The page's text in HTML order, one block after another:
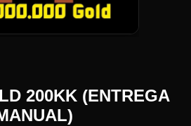
200KK (ENTREGA